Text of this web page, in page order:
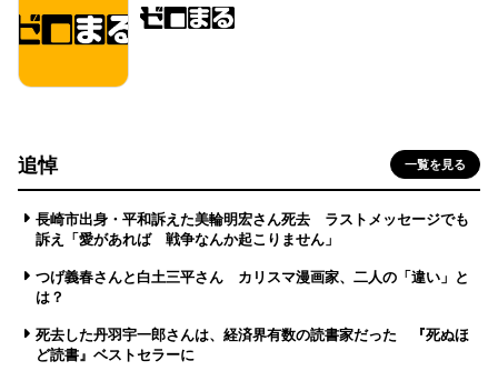
追悼 一覧を見る
長崎市出身・平和訴えた美輪明宏さん死去 ラストメッセージでも
訴え「愛があれば 戦争なんか起こりません」
つげ義春さんと白土三平さん カリスマ漫画家、二人の「違い」と
は？
死去した丹羽宇一郎さんは、経済界有数の読書家だった 『死ぬほ
ど読書』ベストセラーに